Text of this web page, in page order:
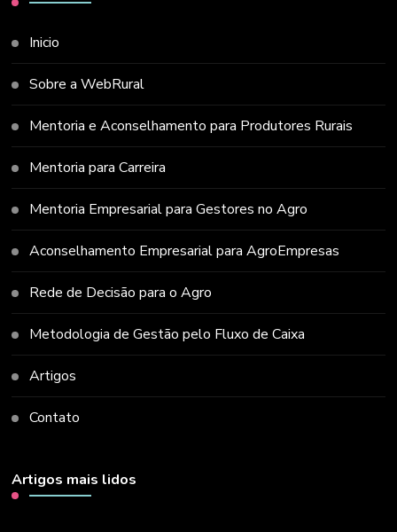
Inicio
Sobre a WebRural
Mentoria e Aconselhamento para Produtores Rurais
Mentoria para Carreira
Mentoria Empresarial para Gestores no Agro
Aconselhamento Empresarial para AgroEmpresas
Rede de Decisão para o Agro
Metodologia de Gestão pelo Fluxo de Caixa
Artigos
Contato
Artigos mais lidos